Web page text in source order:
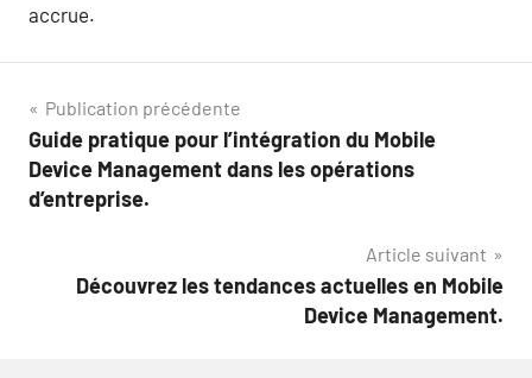
accrue.
Navigation
de
l’article
Publication précédente
Guide pratique pour l’intégration du Mobile
Device Management dans les opérations
d’entreprise.
Article suivant
Découvrez les tendances actuelles en Mobile
Device Management.